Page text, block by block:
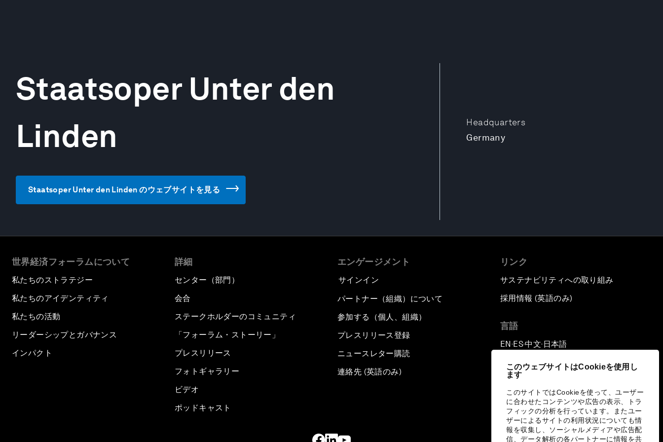
このウェブサイトはCookieを使用し
ます
このサイトではCookieを使って、ユーザー
に合わせたコンテンツや広告の表示、トラ
フィックの分析を行っています。またユー
ザーによるサイトの利用状況についても情
報を収集し、ソーシャルメディアや広告配
信、データ解析の各パートナーに情報を共
Headquarters
Germany
Staatsoper Unter den
Linden
Staatsoper Unter den Linden のウェブサイトを見る
世界経済フォーラムについて
私たちのストラテジー
私たちのアイデンティティ
私たちの活動
リーダーシップとガバナンス
インパクト
詳細
センター（部門）
会合
ステークホルダーのコミュニティ
「フォーラム・ストーリー」
プレスリリース
フォトギャラリー
ビデオ
ポッドキャスト
エンゲージメント
サインイン
パートナー（組織）について
参加する（個人、組織）
プレスリリース登録
ニュースレター購読
連絡先 (英語のみ)
リンク
サステナビリティへの取り組み
採用情報 (英語のみ)
言語
EN ▪ES▪中文▪ 日本語